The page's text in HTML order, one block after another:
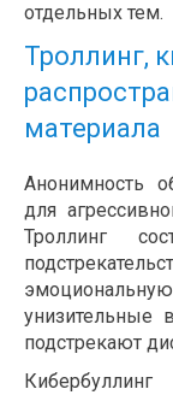
отдельных тем.
Троллинг,
материала
Анонимность
для
Троллинг
унизительные
подстрекают